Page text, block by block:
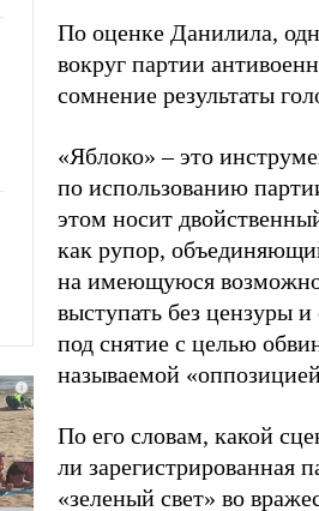
По оценке Данилила,
вокруг партии
сомнение результаты
«Яблоко» – это
по использованию
этом носит
как рупор,
на имеющуюся
выступать без цензуры
под снятие с целью
называемой
По его словам, какой
ли зарегистрированная
«зеленый свет» во